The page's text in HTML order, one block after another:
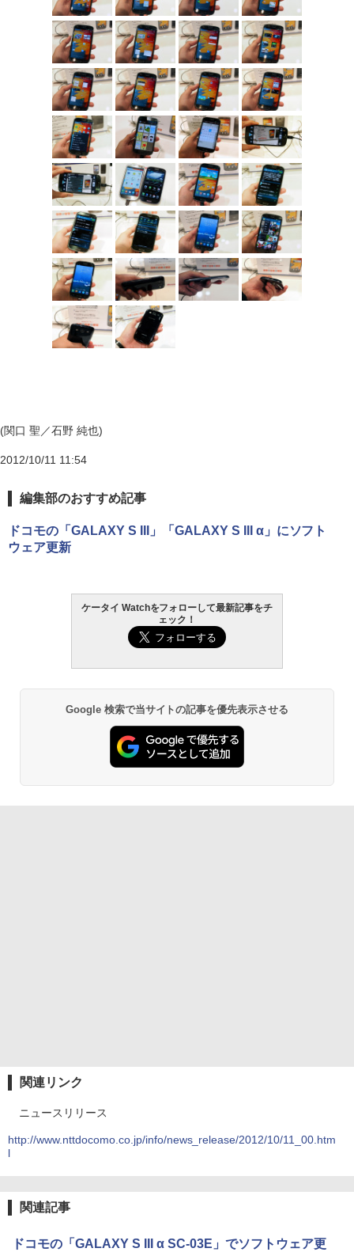
(関口 聖／石野 純也)
2012/10/11 11:54
編集部のおすすめ記事
ドコモの「GALAXY S III」「GALAXY S III α」にソフト
ウェア更新
ケータイ Watchをフォローして最新記事をチ
ェック！
Google 検索で当サイトの記事を優先表示させる
関連リンク
ニュースリリース
http://www.nttdocomo.co.jp/info/news_release/2012/10/11_00.htm
l
関連記事
ドコモの「GALAXY S III α SC-03E」でソフトウェア更